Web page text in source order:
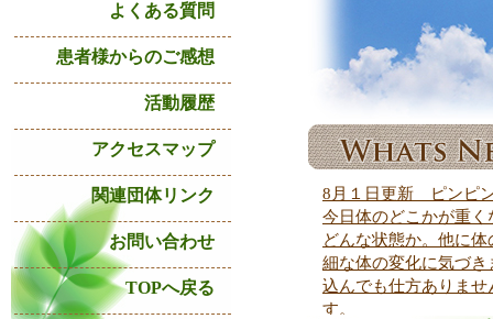
よくある質問
患者様からのご感想
活動履歴
アクセスマップ
関連団体リンク
お問い合わせ
TOPへ戻る
8月１日更新 ピンピ
今日体のどこかが重
どんな状態か。他に
細な体の変化に気づ
込んでも仕方ありま
す。